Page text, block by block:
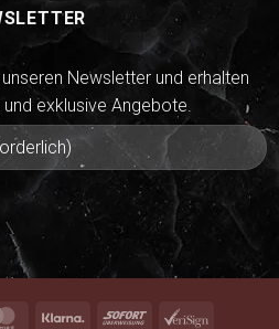
Newsletter und erhalten
exklusive Angebote.
MasterCardKlarna Sofort VeriSign